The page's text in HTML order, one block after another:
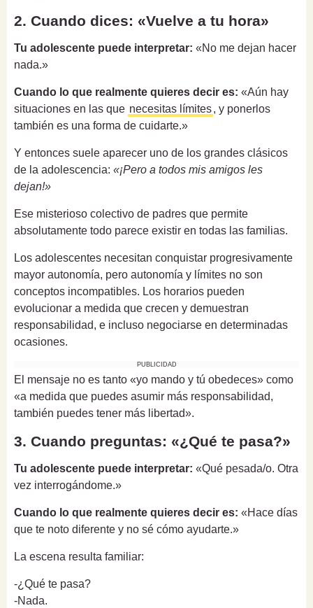
2. Cuando dices: «Vuelve a tu hora»
Tu adolescente puede interpretar: «No me dejan hacer
nada.»
Cuando lo que realmente quieres decir es: «Aún hay
situaciones en las que necesitas límites, y ponerlos
también es una forma de cuidarte.»
Y entonces suele aparecer uno de los grandes clásicos
de la adolescencia: «¡Pero a todos mis amigos les
dejan!»
Ese misterioso colectivo de padres que permite
absolutamente todo parece existir en todas las familias.
Los adolescentes necesitan conquistar progresivamente
mayor autonomía, pero autonomía y límites no son
conceptos incompatibles. Los horarios pueden
evolucionar a medida que crecen y demuestran
responsabilidad, e incluso negociarse en determinadas
ocasiones.
PUBLICIDAD
El mensaje no es tanto «yo mando y tú obedeces» como
«a medida que puedes asumir más responsabilidad,
también puedes tener más libertad».
3. Cuando preguntas: «¿Qué te pasa?»
Tu adolescente puede interpretar: «Qué pesada/o. Otra
vez interrogándome.»
Cuando lo que realmente quieres decir es: «Hace días
que te noto diferente y no sé cómo ayudarte.»
La escena resulta familiar:
-¿Qué te pasa?
-Nada.